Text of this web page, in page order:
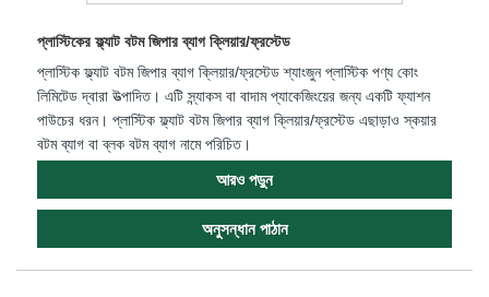
প্লাস্টিকের ফ্ল্যাট বটম জিপার ব্যাগ ক্লিয়ার/ফ্রস্টেড
প্লাস্টিক ফ্ল্যাট বটম জিপার ব্যাগ ক্লিয়ার/ফ্রস্টেড শ্যাংজুন প্লাস্টিক পণ্য কোং
লিমিটেড দ্বারা উত্পাদিত। এটি স্ন্যাকস বা বাদাম প্যাকেজিংয়ের জন্য একটি ফ্যাশন
পাউচের ধরন। প্লাস্টিক ফ্ল্যাট বটম জিপার ব্যাগ ক্লিয়ার/ফ্রস্টেড এছাড়াও স্কয়ার
বটম ব্যাগ বা ব্লক বটম ব্যাগ নামে পরিচিত।
আরও পড়ুন
অনুসন্ধান পাঠান